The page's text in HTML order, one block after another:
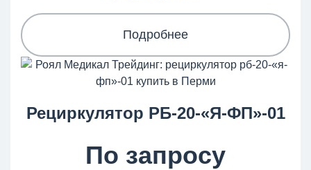
Подробнее
Рециркулятор РБ-20-«Я-ФП»-01
По запросу